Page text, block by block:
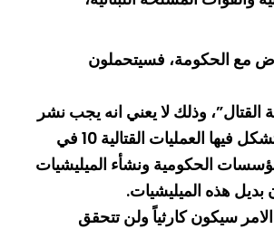
مع الحكومة، فسيتحملون
وذلك لا يعني انه يجب نشر
الدبابات والمدفعية، بل تجهيز الظروف، وإزالة جذور الأسباب لوجود السلاح، وعندها يمكن ان نتقدم. وهذه الاستراتيجية تقوم على جهود عديدة، تشكل فيها العمليات القتالية 10 في
انهيار مؤسسة الجيش اللبناني، تفتتت المؤسسات الحكومية ونشأء الميليشيات
بديل هذه الميليشيات.
سيكون كارثياً ولن تتحقق